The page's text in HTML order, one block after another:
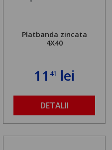
Platbanda zincata
4X40
11 41 lei
DETALII